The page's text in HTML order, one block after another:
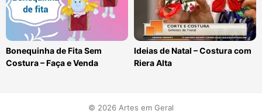
Bonequinha de Fita Sem
Costura – Faça e Venda
Ideias de Natal – Costura com
Riera Alta
© 2026 Artes em Geral